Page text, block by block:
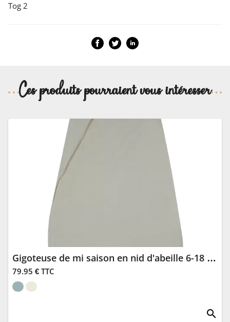
Tog 2
Ces produits pourraient vous intéresser
Gigoteuse de mi saison en nid d'abeille 6-18 mois - Nobodinoz
79.95 € TTC
search